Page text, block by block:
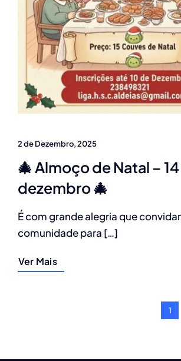
2 de Dezembro, 2025
🎄 Almoço de Natal –
dezembro 🎄
É com grande alegria que
comunidade para […]
Ver Mais
1